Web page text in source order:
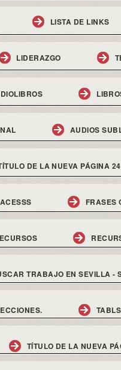
LISTA DE LINKS
LIDERAZGO
AUDIOS
DE LA NUEVA PÁGINA
FRASES
TRABAJO EN SEVILLA -
TÍTULO DE LA NUEVA